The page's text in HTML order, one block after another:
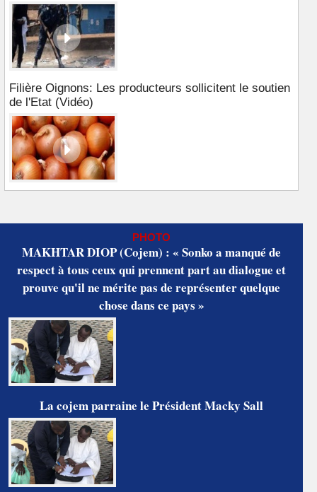
Filière Oignons: Les producteurs sollicitent le soutien
de l'Etat (Vidéo)
PHOTO
MAKHTAR DIOP (Cojem) : « Sonko a manqué de
respect à tous ceux qui prennent part au dialogue et
prouve qu'il ne mérite pas de représenter quelque
chose dans ce pays »
La cojem parraine le Président Macky Sall